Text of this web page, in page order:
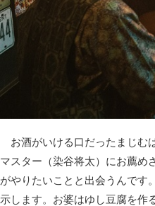
お酒がいける口だったまじむ
マスター（染谷将太）にお薦め
がやりたいことと出会うんです
示します。お婆はゆし豆腐を作